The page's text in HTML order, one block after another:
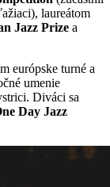
laureátom
Jazz Prize a
európske turné a
umenie
Diváci sa
Day Jazz